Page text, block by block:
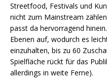
Streetfood, Festivals und
nicht zum Mainstream
passt da hervorragend
Ebenen auf, wodurch es
einzuhalten, bis zu 60
Spielfläche rückt für das
allerdings in weite Ferne).